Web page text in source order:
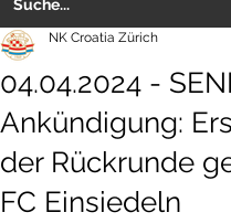
04.04.2024 -
Ankündigung:
der Rückrunde
FC Einsiedeln
NK Croatia Zürich